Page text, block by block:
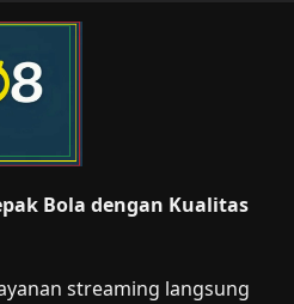
Bola dengan Kualitas
streaming langsung